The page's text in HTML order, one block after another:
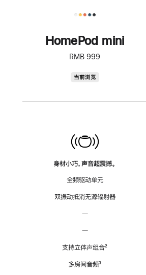
HomePod mini
RMB 999
当前浏览
身材小巧，声音超震撼。
全频驱动单元
双振动抵消无源辐射器
—
—
支持立体声组合脚
²
多房间音频脚
³